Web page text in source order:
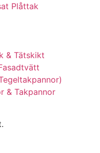
Plåttak
& Tätskikt
& Takpannor